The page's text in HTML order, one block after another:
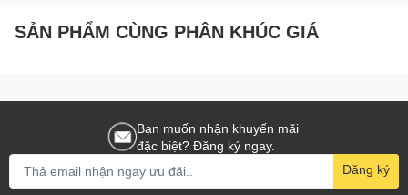
SẢN PHẨM CÙNG PHÂN KHÚC GIÁ
Bạn muốn nhận khuyến mãi
đặc biệt? Đăng ký ngay.
Đăng ký